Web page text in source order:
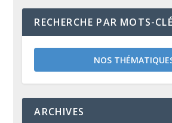
RECHERCHE PAR MOTS-
NOS
ARCHIVES